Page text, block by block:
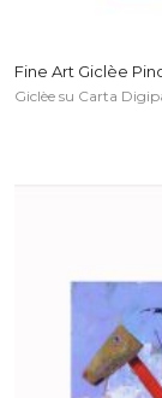
Fine Art Giclèe
Giclèe su Carta